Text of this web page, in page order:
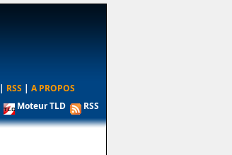
| RSS | A PROPOS
Moteur TLD RSS